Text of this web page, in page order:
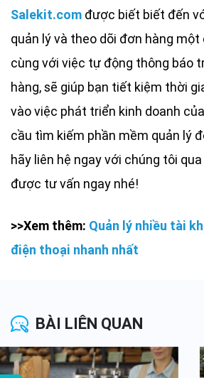
Salekit.com được biết biết đến
quản lý và theo dõi đơn hàng một
cùng với việc tự động thông báo
hàng, sẽ giúp bạn tiết kiệm thời
vào việc phát triển kinh doanh
cầu tìm kiếm phần mềm quản lý
hãy liên hệ ngay với chúng tôi
được tư vấn ngay nhé!
>>Xem thêm: Quản lý nhiều tài
điện thoại nhanh nhất
BÀI LIÊN QUAN